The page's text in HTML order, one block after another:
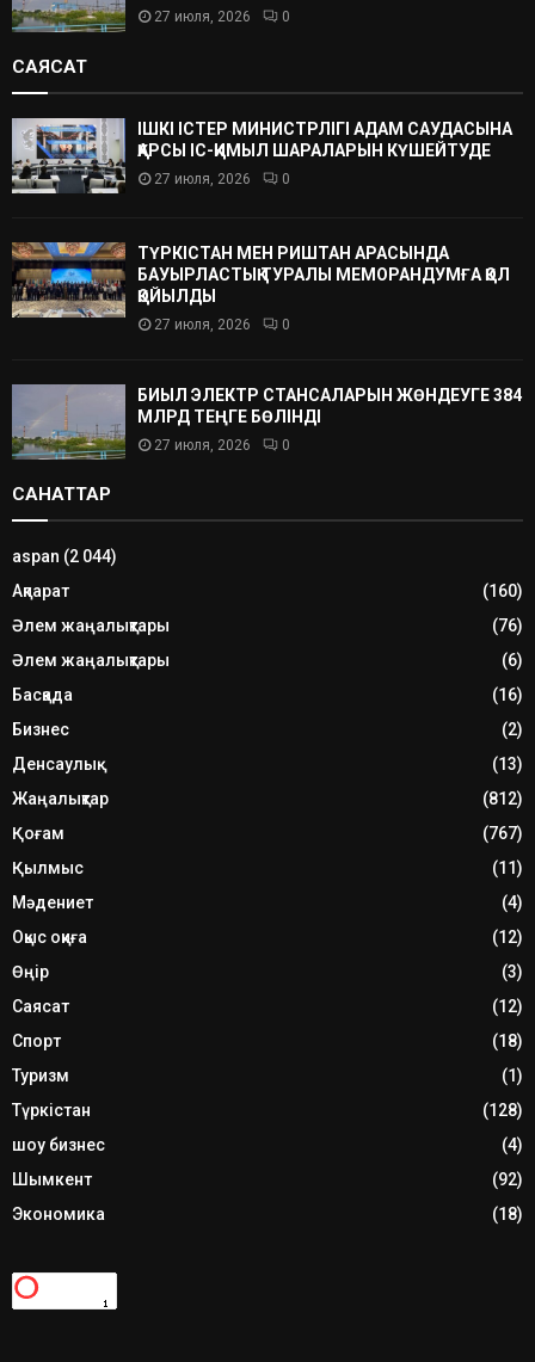
27 июля, 2026 0
САЯСАТ
ІШКІ ІСТЕР МИНИСТРЛІГІ АДАМ САУДАСЫНА
ҚАРСЫ ІС-ҚИМЫЛ ШАРАЛАРЫН КҮШЕЙТУДЕ
27 июля, 2026 0
ТҮРКІСТАН МЕН РИШТАН АРАСЫНДА
БАУЫРЛАСТЫҚ ТУРАЛЫ МЕМОРАНДУМҒА ҚОЛ
ҚОЙЫЛДЫ
27 июля, 2026 0
БИЫЛ ЭЛЕКТР СТАНСАЛАРЫН ЖӨНДЕУГЕ 384
МЛРД ТЕҢГЕ БӨЛІНДІ
27 июля, 2026 0
САНАТТАР
aspan (2 044)
Ақпарат
(160)
Әлем жаңалықтары
(76)
Әлем жаңалықтары
(6)
Басқада
(16)
Бизнес
(2)
Денсаулық
(13)
Жаңалықтар
(812)
Қоғам
(767)
Қылмыс
(11)
Мәдениет
(4)
Оқыс оқиға
(12)
Өңір
(3)
Саясат
(12)
Спорт
(18)
Туризм
(1)
Түркістан
(128)
шоу бизнес
(4)
Шымкент
(92)
Экономика
(18)